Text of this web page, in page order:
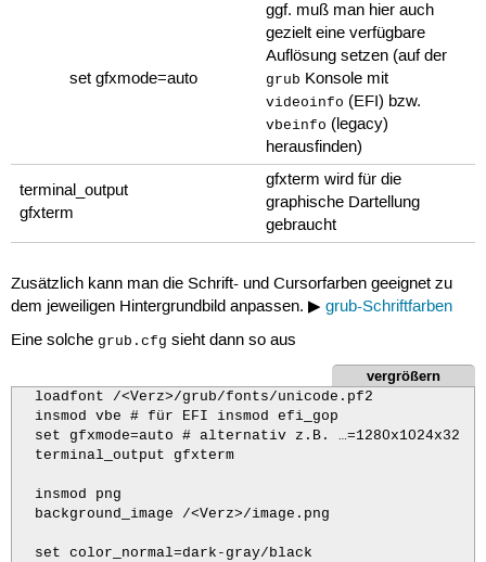
set gfxmode=auto
ggf. muß man hier auch
gezielt eine verfügbare
Auflösung setzen (auf der
grub Konsole mit
videoinfo (EFI) bzw.
vbeinfo (legacy)
herausfinden)
terminal_output
gfxterm
gfxterm wird für die
graphische Dartellung
gebraucht
Zusätzlich kann man die Schrift- und Cursorfarben geeignet zu
dem jeweiligen Hintergrundbild anpassen. ▶ grub-Schriftfarben
Eine solche grub.cfg sieht dann so aus
vergrößern
  loadfont /<Verz>/grub/fonts/unicode.pf2
  insmod vbe # für EFI insmod efi_gop
  set gfxmode=auto # alternativ z.B. …=1280x1024x32
  terminal_output gfxterm
  insmod png
  background_image /<Verz>/image.png
  set color_normal=dark-gray/black